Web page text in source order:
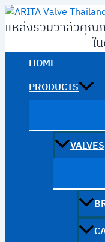
Skip
to
แหล่งรวมวาล์วคุณ
ใ
HOME
PRODUCTS
VALVES